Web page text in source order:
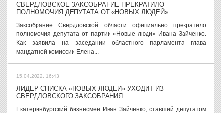
СВЕРДЛОВСКОЕ ЗАКСОБРАНИЕ ПРЕКРАТИЛО
ПОЛНОМОЧИЯ ДЕПУТАТА ОТ «НОВЫХ ЛЮДЕЙ»
Заксобрание Свердловской области официально прекратило
полномочия депутата от партии «Новые люди» Ивана Зайченко.
Как заявила на заседании областного парламента глава
мандатной комиссии Елена...
15.04.2022, 16:43
ЛИДЕР СПИСКА «НОВЫХ ЛЮДЕЙ» УХОДИТ ИЗ
СВЕРДЛОВСКОГО ЗАКСОБРАНИЯ
Екатеринбургский бизнесмен Иван Зайченко, ставший депутатом